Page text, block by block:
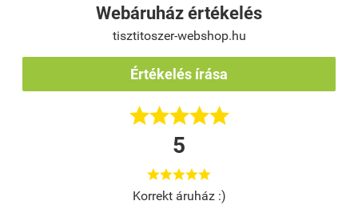
Webáruház értékelés
tisztitoszer-webshop.hu
Értékelés írása

5

Korrekt áruház :)